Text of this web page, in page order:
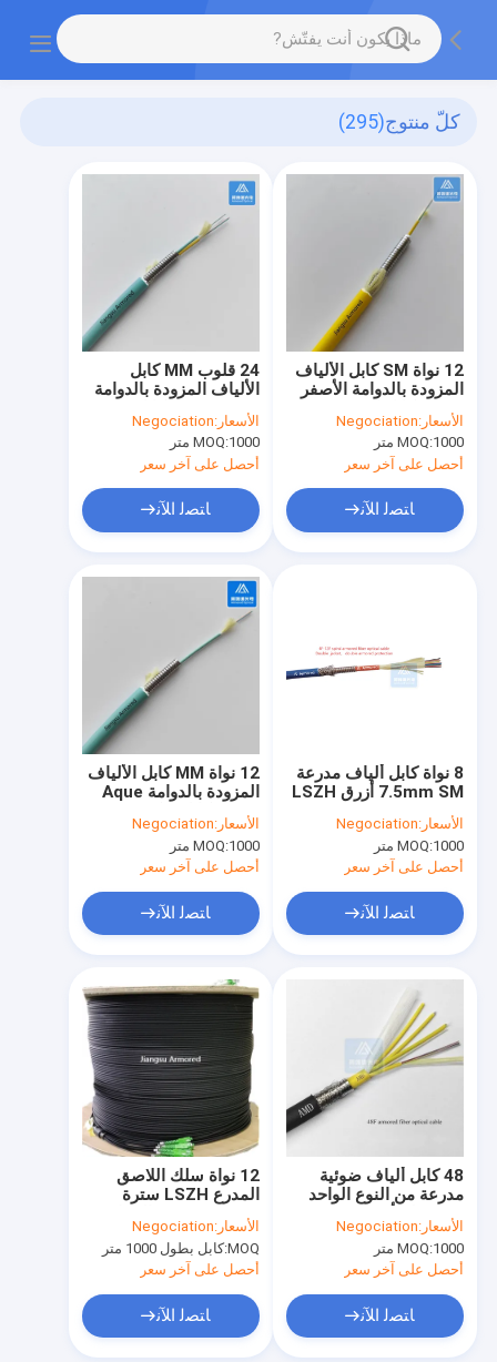
كلّ منتوج(295)
24 قلوب MM كابل
الألياف المزودة بالدوامة
المزودة بالميكرو FTTH
مقاوم للقوارض
الأسعار:Negociation
MOQ:1000 متر
أحصل على آخر سعر
ﺎﺘﺼﻟ ﺍﻶﻧ
12 نواة SM كابل الألياف
المزودة بالدوامة الأصفر
بالميكرو FTTH مقاوم
للقوارض
الأسعار:Negociation
MOQ:1000 متر
أحصل على آخر سعر
ﺎﺘﺼﻟ ﺍﻶﻧ
12 نواة MM كابل الألياف
المزودة بالدوامة Aque
FTTH مقاوم للقوارض
الأسعار:Negociation
MOQ:1000 متر
أحصل على آخر سعر
ﺎﺘﺼﻟ ﺍﻶﻧ
8 نواة كابل ألياف مدرعة
7.5mm SM أزرق LSZH
مقاوم للقوارض
الأسعار:Negociation
MOQ:1000 متر
أحصل على آخر سعر
ﺎﺘﺼﻟ ﺍﻶﻧ
12 نواة سلك اللاصق
المدرع LSZH سترة
للقوارض
الأسعار:Negociation
MOQ: كابل بطول 1000 متر
أحصل على آخر سعر
ﺎﺘﺼﻟ ﺍﻶﻧ
48 كابل ألياف ضوئية
مدرعة من النوع الواحد
مقاوم للقوارض
الأسعار:Negociation
MOQ:1000 متر
أحصل على آخر سعر
ﺎﺘﺼﻟ ﺍﻶﻧ